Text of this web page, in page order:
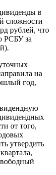
в
сложности
рублей, что
РСБУ за
на
год,
от того,
утвердить